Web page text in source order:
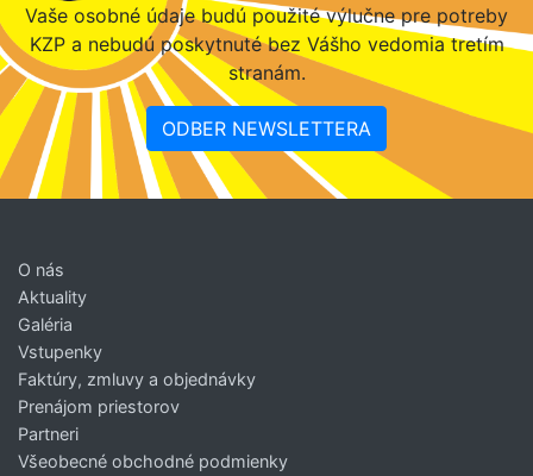
Vaše osobné údaje budú použité výlučne pre potreby
KZP a nebudú poskytnuté bez Vášho vedomia tretím
stranám.
ODBER NEWSLETTERA
O nás
Aktuality
Galéria
Vstupenky
Faktúry, zmluvy a objednávky
Prenájom priestorov
Partneri
Všeobecné obchodné podmienky